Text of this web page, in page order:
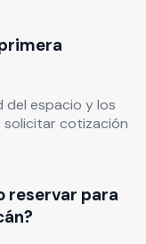
del espacio y los
solicitar cotización
reservar para